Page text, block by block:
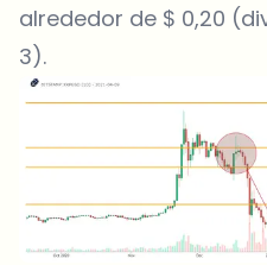
alrededor de $ 0,20
3).